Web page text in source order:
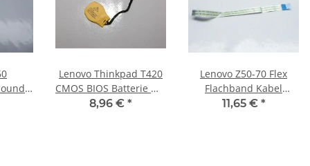
Lenovo Thinkpad T420
CMOS BIOS Batterie mit
Kabel 04W1642 #3087
8,96 € *
Lenovo Z50-70 Flex
Flachband Kabel
Touchpad 6-pol 11,9cm
11,65 € *